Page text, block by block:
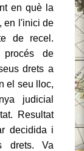
en què la
en l'inici de
de recel.
de
drets a
el seu lloc,
judicial
Resultat
decidida i
drets.
Va